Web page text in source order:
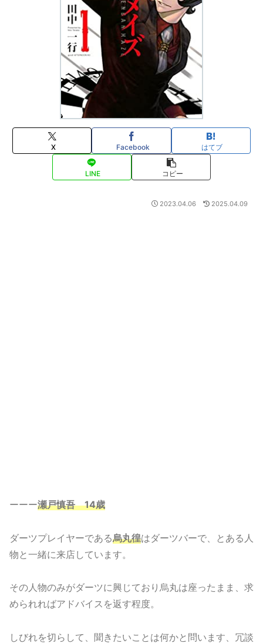
X Facebook はてブ
LINE コピー
2023.04.06 2025.04.09
ーーー瀬戸慎吾 14歳
ダーツプレイヤーである烏丸徨はダーツバーで、とある人
物と一緒に来店しています。
その人物のみがダーツに興じており烏丸は座ったまま、求
められればアドバイスを返す程度。
しびれを切らして、聞きたいことは何かと問います、冗談